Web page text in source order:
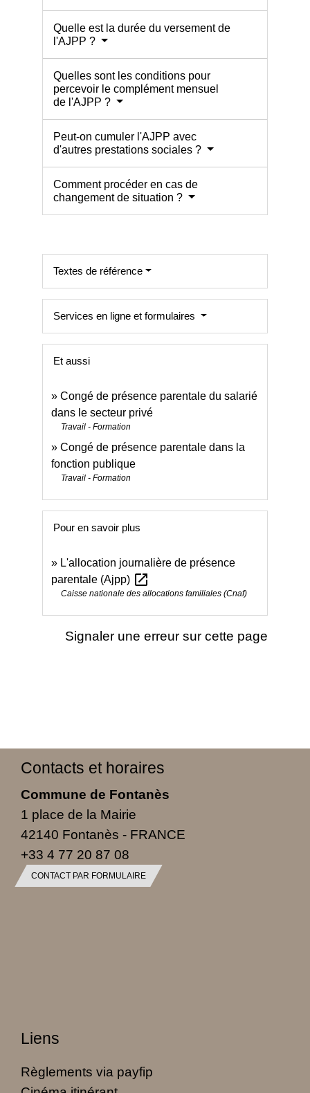
Quelle est la durée du versement de
l'AJPP ?
Quelles sont les conditions pour
percevoir le complément mensuel
de l'AJPP ?
Peut-on cumuler l'AJPP avec
d'autres prestations sociales ?
Comment procéder en cas de
changement de situation ?
Textes de référence
Services en ligne et formulaires
Et aussi
Congé de présence parentale du salarié
dans le secteur privé
Travail - Formation
Congé de présence parentale dans la
fonction publique
Travail - Formation
Pour en savoir plus
L'allocation journalière de présence
parentale (Ajpp) open_in_new
Caisse nationale des allocations familiales (Cnaf)
Signaler une erreur sur cette page
Contacts et horaires
Commune de Fontanès
1 place de la Mairie
42140 Fontanès - FRANCE
+33 4 77 20 87 08
CONTACT PAR FORMULAIRE
Liens
Règlements via payfip